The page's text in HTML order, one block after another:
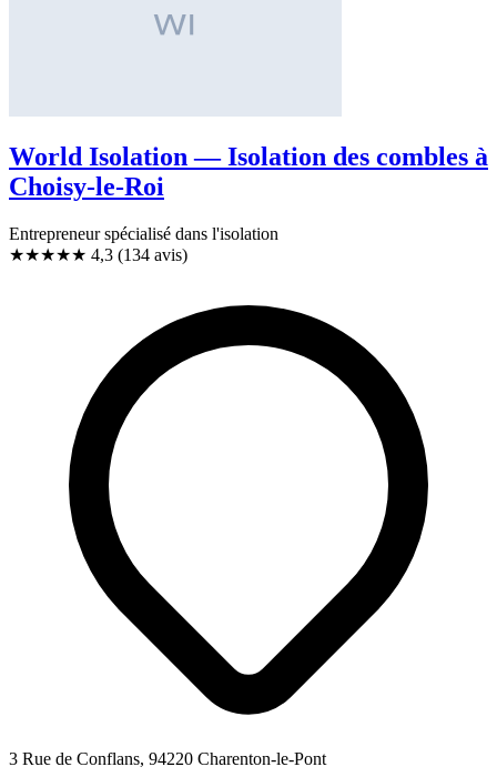
World Isolation — Isolation des combles à
Choisy-le-Roi
Entrepreneur spécialisé dans l'isolation
★★★★★ 4,3 (134 avis)
3 Rue de Conflans, 94220 Charenton-le-Pont